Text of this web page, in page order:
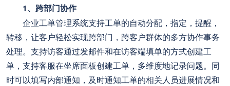
1、跨部门协作
企业工单管理系统支持工单的自动分配，指定，提醒，
转移，让客户轻松实现跨部门，跨客户群体的多方协作事务
处理。支持访客通过发邮件和在访客端填单的方式创建工
单，支持客服在坐席面板创建工单，多维度地记录问题。同
时可以填写内部通知，及时通知工单的相关人员进展情况和